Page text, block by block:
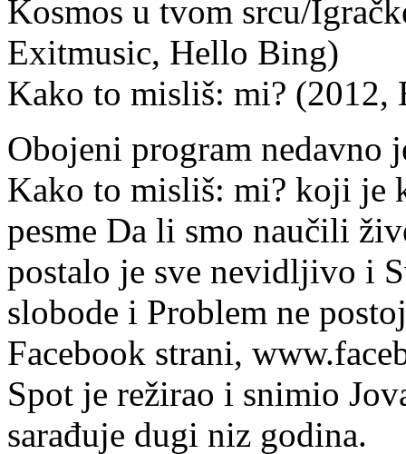
Kosmos u tvom srcu/
Exitmusic, Hello Bing)
Kako to misliš: mi? (2012,
Obojeni program nedavno
Kako to misliš: mi? koji je
pesme Da li smo naučili
postalo je sve nevidljivo i
slobode i Problem ne
Facebook strani,
Spot je režirao i snimio
sarađuje dugi niz godina.